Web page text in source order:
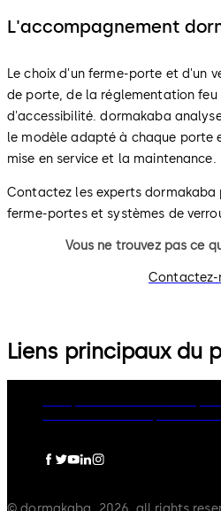
L'accompagnement
Le choix d'un ferme-porte et d'un
de porte, de la réglementation feu
d'accessibilité. dormakaba
le modèle adapté à chaque porte
mise en service et la maintenance.
Contactez les experts dormakaba
ferme-portes et systèmes de
Vous ne trouvez pas ce
Contactez-
Liens principaux du